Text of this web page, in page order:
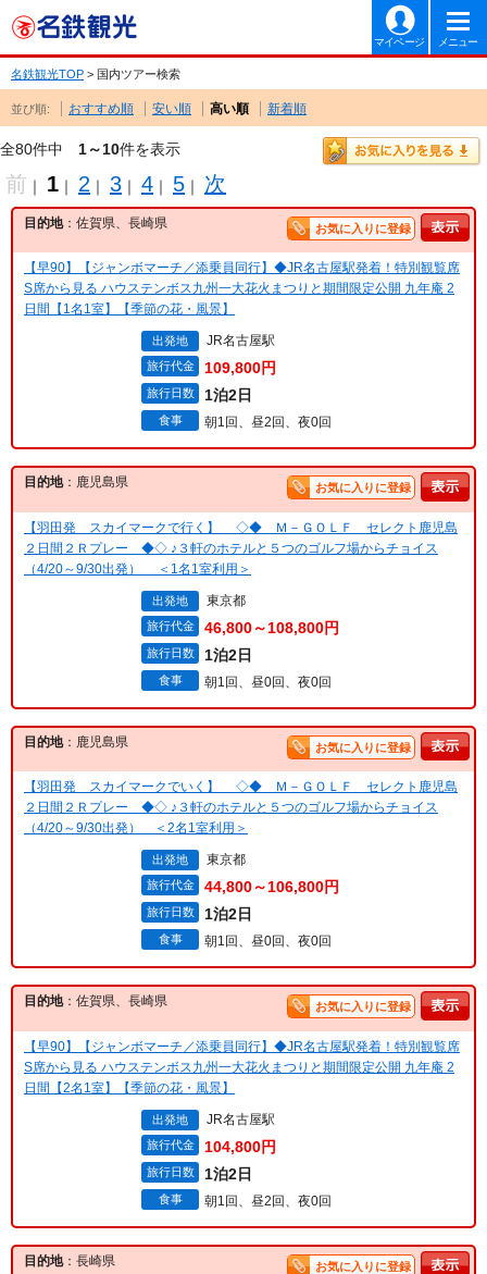
マイページ メニュー
名鉄観光TOP > 国内ツアー検索
並び順: おすすめ順 安い順 高い順 新着順
全80件中 1～10件を表示
前 ｜ 1 ｜ 2 ｜ 3 ｜ 4 ｜ 5 ｜ 次
目的地：佐賀県、長崎県 お気に入りに登録
【早90】【ジャンボマーチ／添乗員同行】◆JR名古屋駅発着！特別観覧席
S席から見る ハウステンボス九州一大花火まつりと期間限定公開 九年庵 2
日間【1名1室】【季節の花・風景】
出発地 JR名古屋駅
旅行代金 109,800円
旅行日数 1泊2日
食事 朝1回、昼2回、夜0回
目的地：鹿児島県 お気に入りに登録
【羽田発 スカイマークで行く】 ◇◆ Ｍ－ＧＯＬＦ セレクト鹿児島
２日間２Ｒプレー ◆◇ ♪３軒のホテルと５つのゴルフ場からチョイス
（4/20～9/30出発） ＜1名1室利用＞
出発地 東京都
旅行代金 46,800～108,800円
旅行日数 1泊2日
食事 朝1回、昼0回、夜0回
目的地：鹿児島県 お気に入りに登録
【羽田発 スカイマークでいく】 ◇◆ Ｍ－ＧＯＬＦ セレクト鹿児島
２日間２Ｒプレー ◆◇ ♪３軒のホテルと５つのゴルフ場からチョイス
（4/20～9/30出発） ＜2名1室利用＞
出発地 東京都
旅行代金 44,800～106,800円
旅行日数 1泊2日
食事 朝1回、昼0回、夜0回
目的地：佐賀県、長崎県 お気に入りに登録
【早90】【ジャンボマーチ／添乗員同行】◆JR名古屋駅発着！特別観覧席
S席から見る ハウステンボス九州一大花火まつりと期間限定公開 九年庵 2
日間【2名1室】【季節の花・風景】
出発地 JR名古屋駅
旅行代金 104,800円
旅行日数 1泊2日
食事 朝1回、昼2回、夜0回
目的地：長崎県 お気に入りに登録